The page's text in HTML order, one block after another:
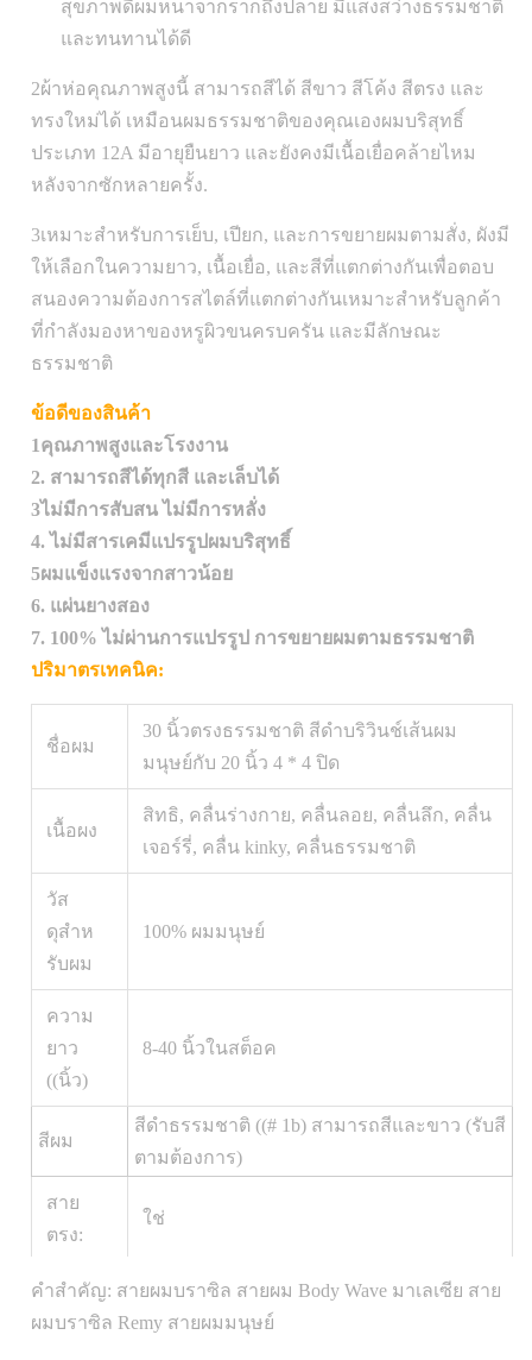
สุขภาพดีผมหนาจากรากถึงปลาย มีแสงสว่างธรรมชาติ
และทนทานได้ดี
2ผ้าห่อคุณภาพสูงนี้ สามารถสีได้ สีขาว สีโค้ง สีตรง และ
ทรงใหม่ได้ เหมือนผมธรรมชาติของคุณเองผมบริสุทธิ์
ประเภท 12A มีอายุยืนยาว และยังคงมีเนื้อเยื่อคล้ายไหม
หลังจากซักหลายครั้ง.
3เหมาะสําหรับการเย็บ, เปียก, และการขยายผมตามสั่ง, ผังมี
ให้เลือกในความยาว, เนื้อเยื่อ, และสีที่แตกต่างกันเพื่อตอบ
สนองความต้องการสไตล์ที่แตกต่างกันเหมาะสําหรับลูกค้า
ที่กําลังมองหาของหรูผิวขนครบครัน และมีลักษณะ
ธรรมชาติ
ข้อดีของสินค้า
1คุณภาพสูงและโรงงาน
2. สามารถสีได้ทุกสี และเล็บได้
3ไม่มีการสับสน ไม่มีการหลั่ง
4. ไม่มีสารเคมีแปรรูปผมบริสุทธิ์
5ผมแข็งแรงจากสาวน้อย
6. แผ่นยางสอง
7. 100% ไม่ผ่านการแปรรูป การขยายผมตามธรรมชาติ
ปริมาตรเทคนิค:
ชื่อผม
30 นิ้วตรงธรรมชาติ สีดําบริวินช์เส้นผม
มนุษย์กับ 20 นิ้ว 4 * 4 ปิด
เนื้อผง
สิทธิ, คลื่นร่างกาย, คลื่นลอย, คลื่นลึก, คลื่น
เจอร์รี่, คลื่น kinky, คลื่นธรรมชาติ
วัส
ดุสําห
รับผม
100% ผมมนุษย์
ความ
ยาว
((นิ้ว)
8-40 นิ้วในสต็อค
สีผม
สีดําธรรมชาติ ((# 1b) สามารถสีและขาว (รับสี
ตามต้องการ)
สาย
ตรง:
ใช่
การ
บรรจุ
กระเป๋าพลาสติกที่มั่นคง พร้อมกับสัญลักษณ์
ที่แสดงความยาวและเนื้อเยื่อของผม
คําสําคัญ: สายผมบราซิล สายผม Body Wave มาเลเซีย สาย
ผมบราซิล Remy สายผมมนุษย์